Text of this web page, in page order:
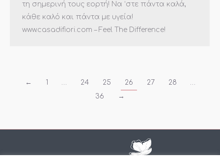
τη σημερινή τους εορτή! Να ‘στε πάντα καλά,
κάθε καλό και πάντα με υγεία!
www.casadifiori.com – Feel The Difference!
← 1 … 24 25 26 27 28
…
36
→